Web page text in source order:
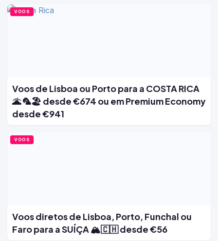
VOOS
Voos de Lisboa ou Porto para a COSTA RICA
🌋 🦜🏖️ desde €674 ou em Premium Economy
desde €941
VOOS
Voos diretos de Lisboa, Porto, Funchal ou
Faro para a SUÍÇA 🏔️🇨🇭 desde €56